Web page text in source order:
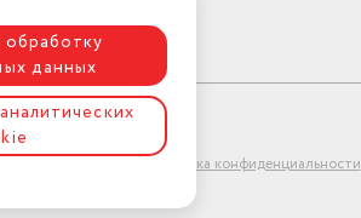
Политика конфиденциальности
обработку
данных